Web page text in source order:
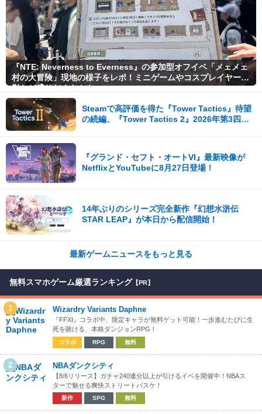
『NTE: Neverness to Everness』の参加型オフイベ「メェメェ
村の大冒険」現地の様子をレポ！ミニゲームやコスプレイヤー撮
影など盛りだくさん！
Steamで高評価を得た『Tower Tactics』待望
の続編、『Tower Tactics 2』2026年第3四半
『グランド・セフト・オートVI』最新映像が
NetflixとYouTubeに8月27日登場！
14年ぶりのシリーズ完全新作『幻想水滸伝
STAR LEAP』が本日から配信開始！
最新ゲームニュースをもっと見る
無料スマホゲーム厳選ランキング 【PR】
1 Wizardry Variants Daphne
『FFXI』コラボ中、限定キャラが無料ゲット可能！一歩進むたびに生
死を賭ける、本格ダンジョンRPG！
コラボ RPG 無料
2 NBAダンクシティ
【8/6リリース】ガチャ240連分以上が引けるイベを開催中！NBAス
ターで魅せる爽快ストリートバスケ！
新作 SPG 無料